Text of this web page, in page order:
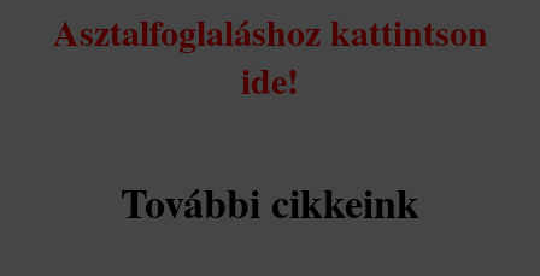
Asztalfoglaláshoz kattintson
ide!
További cikkeink